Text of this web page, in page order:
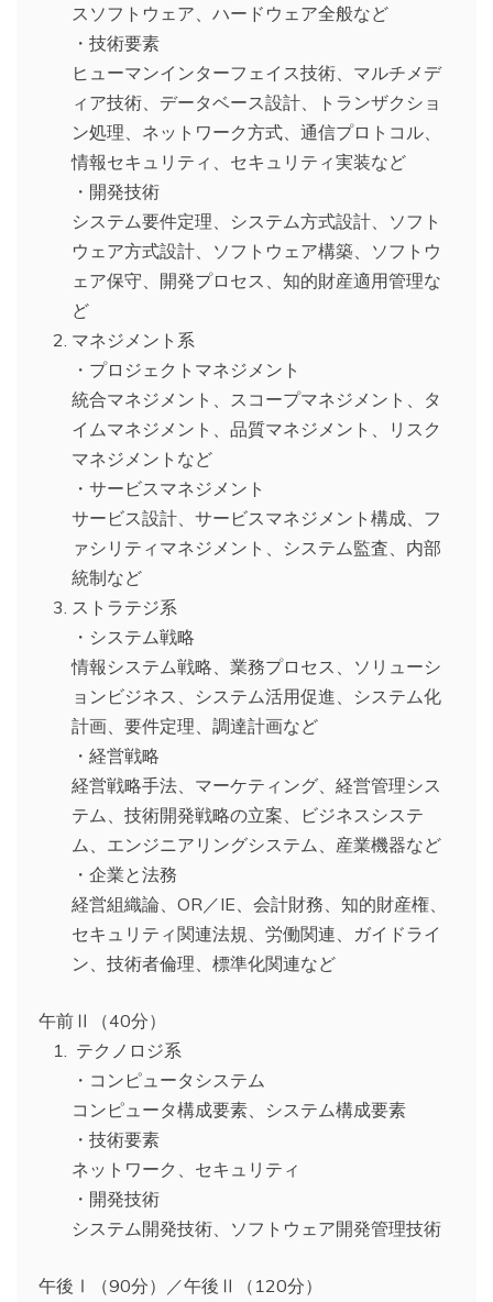
スソフトウェア、ハードウェア全般など
・技術要素
ヒューマンインターフェイス技術、マルチメデ
ィア技術、データベース設計、トランザクショ
ン処理、ネットワーク方式、通信プロトコル、
情報セキュリティ、セキュリティ実装など
・開発技術
システム要件定理、システム方式設計、ソフト
ウェア方式設計、ソフトウェア構築、ソフトウ
ェア保守、開発プロセス、知的財産適用管理な
ど
マネジメント系
・プロジェクトマネジメント
統合マネジメント、スコープマネジメント、タ
イムマネジメント、品質マネジメント、リスク
マネジメントなど
・サービスマネジメント
サービス設計、サービスマネジメント構成、フ
ァシリティマネジメント、システム監査、内部
統制など
ストラテジ系
・システム戦略
情報システム戦略、業務プロセス、ソリューシ
ョンビジネス、システム活用促進、システム化
計画、要件定理、調達計画など
・経営戦略
経営戦略手法、マーケティング、経営管理シス
テム、技術開発戦略の立案、ビジネスシステ
ム、エンジニアリングシステム、産業機器など
・企業と法務
経営組織論、OR／IE、会計財務、知的財産権、
セキュリティ関連法規、労働関連、ガイドライ
ン、技術者倫理、標準化関連など
午前Ⅱ（40分）
テクノロジ系
・コンピュータシステム
コンピュータ構成要素、システム構成要素
・技術要素
ネットワーク、セキュリティ
・開発技術
システム開発技術、ソフトウェア開発管理技術
午後Ⅰ（90分）／午後Ⅱ（120分）